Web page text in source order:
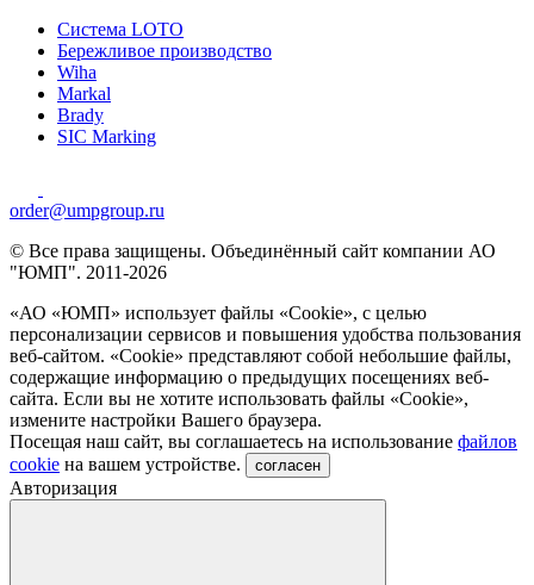
Система LOTO
Бережливое производство
Wiha
Markal
Brady
SIC Marking
order@umpgroup.ru
© Все права защищены. Объединённый сайт компании АО
"ЮМП". 2011-2026
«АО «ЮМП» использует файлы «Сookie», с целью
персонализации сервисов и повышения удобства пользования
веб-сайтом. «Cookie» представляют собой небольшие файлы,
содержащие информацию о предыдущих посещениях веб-
сайта. Если вы не хотите использовать файлы «Сookie»,
измените настройки Вашего браузера.
Посещая наш сайт, вы соглашаетесь на использование файлов
cookie на вашем устройстве. согласен
Авторизация